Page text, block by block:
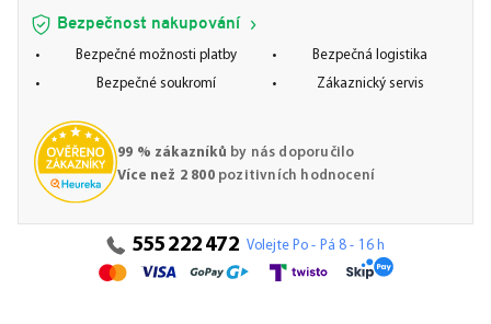
Bezpečnost nakupování
Bezpečné možnosti platby
Bezpečná logistika
Bezpečné soukromí
Zákaznický servis
99 % zákazníků by nás doporučilo
Více než 2 800pozitivních hodnocení
555 222 472 Volejte Po - Pá 8 - 16 h